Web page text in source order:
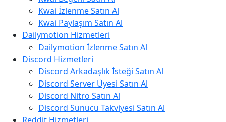
Kwai İzlenme Satın Al
Kwai Paylaşım Satın Al
Dailymotion Hizmetleri
Dailymotion İzlenme Satın Al
Discord Hizmetleri
Discord Arkadaşlık İsteği Satın Al
Discord Server Üyesi Satın Al
Discord Nitro Satın Al
Discord Sunucu Takviyesi Satın Al